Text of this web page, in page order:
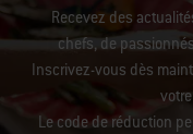
Recevez des
chefs, de
Inscrivez-vous dès
Le code de réduction